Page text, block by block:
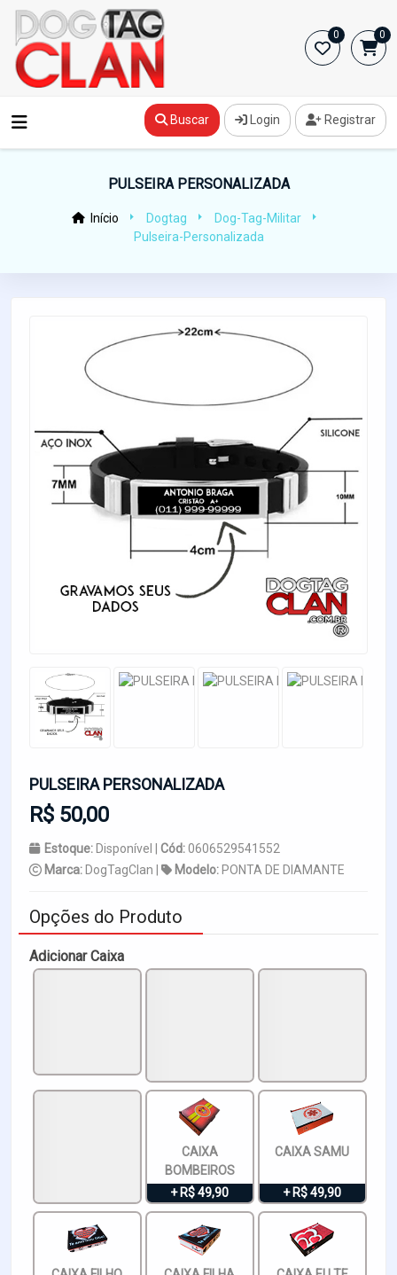
0 0
Buscar Login Registrar
PULSEIRA PERSONALIZADA
Início Dogtag
Dog-Tag-Militar
Pulseira-Personalizada
PULSEIRA PERSONALIZADA
R$ 50,00
Estoque: Disponível | Cód:0606529541552
Marca: DogTagClan | Modelo: PONTA DE DIAMANTE
Opções do Produto
Adicionar Caixa
CAIXA
BOMBEIROS
+ R$ 49,90
CAIXA SAMU
+ R$ 49,90